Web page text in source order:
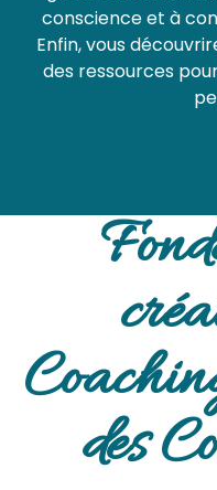
conscience et à
Enfin, vous
des ressources
des